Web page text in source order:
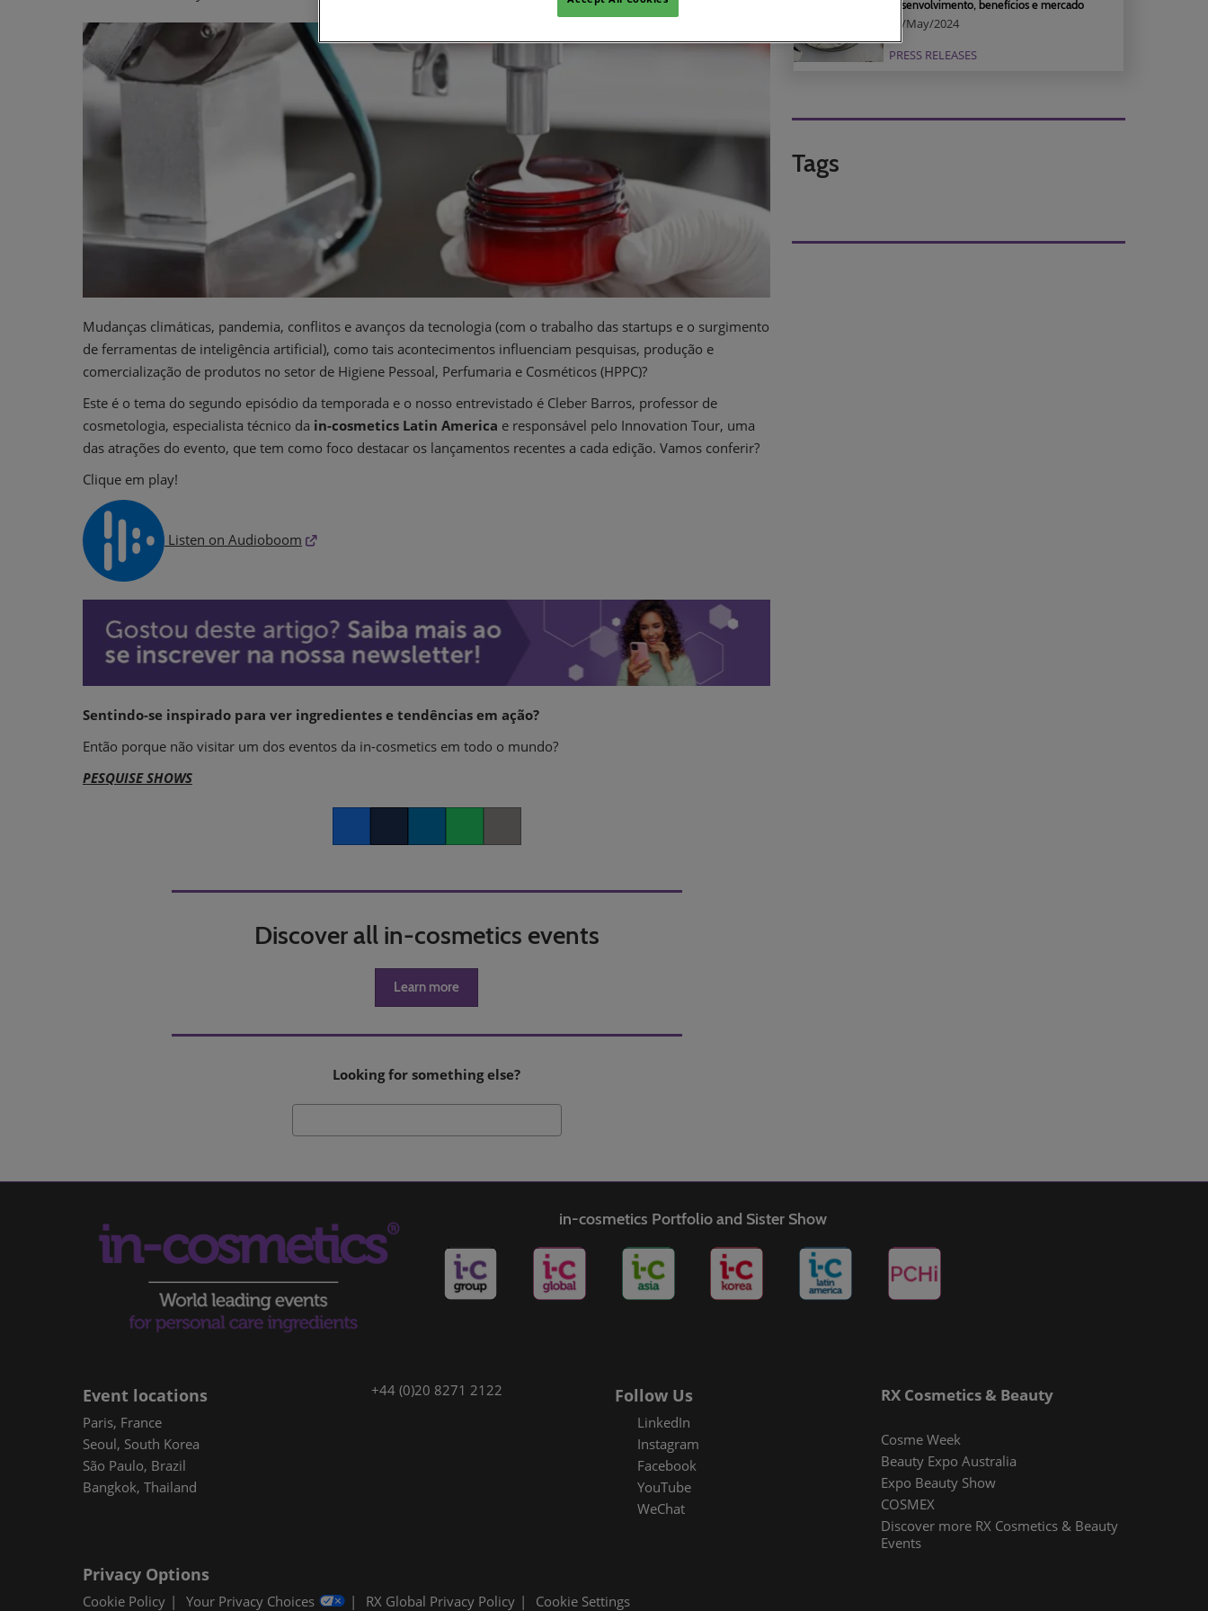
Mudanças climáticas, pandemia, conflitos e avanços da tecnologia (com o trabalho das startups e o surgimento
de ferramentas de inteligência artificial), como tais acontecimentos influenciam pesquisas, produção e
comercialização de produtos no setor de Higiene Pessoal, Perfumaria e Cosméticos (HPPC)?
Este é o tema do segundo episódio da temporada e o nosso entrevistado é Cleber Barros, professor de
cosmetologia, especialista técnico da in-cosmetics Latin America e responsável pelo Innovation Tour, uma
das atrações do evento, que tem como foco destacar os lançamentos recentes a cada edição. Vamos conferir?
Clique em play!
Listen on Audioboom
Sentindo-se inspirado para ver ingredientes e tendências em ação?
Então porque não visitar um dos eventos da in-cosmetics em todo o mundo?
PESQUISE SHOWS
Discover all in-cosmetics events
Learn more
Looking for something else?
desenvolvimento, benefícios e mercado
29/May/2024
PRESS RELEASES
Tags
in-cosmetics Portfolio and Sister Show
Event locations
Paris, France
Seoul, South Korea
São Paulo, Brazil
Bangkok, Thailand
+44 (0)20 8271 2122 Follow Us
LinkedIn
Instagram
Facebook
YouTube
WeChat
RX Cosmetics & Beauty
Cosme Week
Beauty Expo Australia
Expo Beauty Show
COSMEX
Discover more RX Cosmetics & Beauty
Events
Privacy Options
Cookie Policy Your Privacy Choices RX Global Privacy Policy Cookie Settings